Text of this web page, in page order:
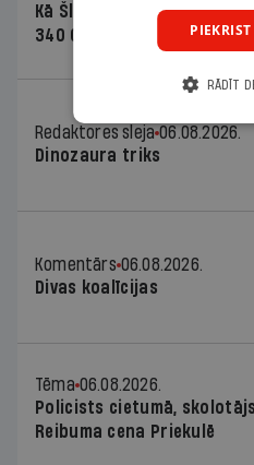
Kā Šlesera partija palika
340 000 vērtu reklāmas
Redaktores sleja 06.08.2026.
Dinozaura triks
Komentārs 06.08.2026.
Divas koalīcijas
Tēma 06.08.2026.
Policists cietumā,
Reibuma cena Priekulē
RĀDĪT